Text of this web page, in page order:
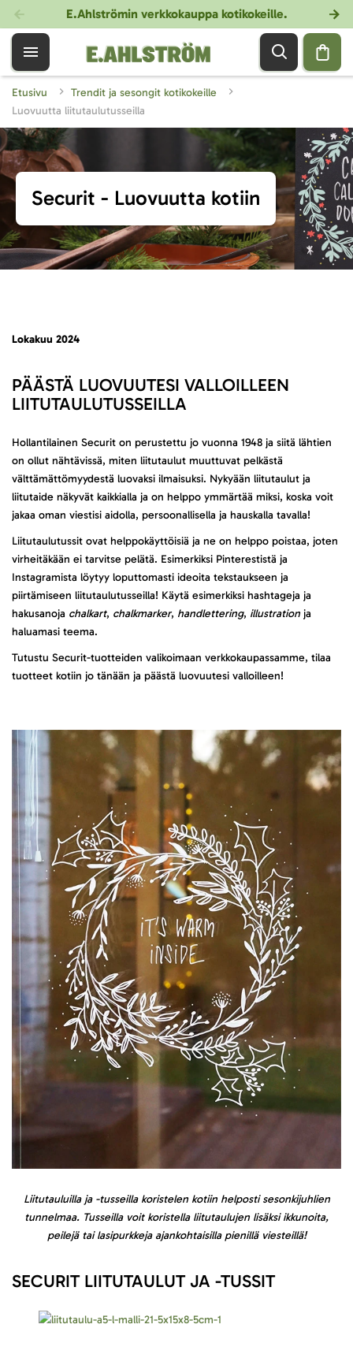
E.Ahlströmin verkkokauppa kotikokeille.
Etusivu
Trendit ja sesongit kotikokeille
Luovuutta liitutaulutusseilla
Securit - Luovuutta kotiin
Lokakuu 2024
PÄÄSTÄ LUOVUUTESI VALLOILLEEN
LIITUTAULUTUSSEILLA
Hollantilainen Securit on perustettu jo vuonna 1948 ja siitä lähtien
on ollut nähtävissä, miten liitutaulut muuttuvat pelkästä
välttämättömyydestä luovaksi ilmaisuksi. Nykyään liitutaulut ja
liitutaide näkyvät kaikkialla ja on helppo ymmärtää miksi, koska voit
jakaa oman viestisi aidolla, persoonallisella ja hauskalla tavalla!
Liitutaulutussit ovat helppokäyttöisiä ja ne on helppo poistaa, joten
virheitäkään ei tarvitse pelätä. Esimerkiksi Pinterestistä ja
Instagramista löytyy loputtomasti ideoita tekstaukseen ja
piirtämiseen liitutaulutusseilla! Käytä esimerkiksi hashtageja ja
hakusanoja chalkart, chalkmarker, handlettering, illustrationja
haluamasi teema.
Tutustu Securit-tuotteiden valikoimaan verkkokaupassamme, tilaa
tuotteet kotiin jo tänään ja päästä luovuutesi valloilleen!
Liitutauluilla ja -tusseilla koristelen kotiin helposti sesonkijuhlien
tunnelmaa. Tusseilla voit koristella liitutaulujen lisäksi ikkunoita,
peilejä tai lasipurkkeja ajankohtaisilla pienillä viesteillä!
SECURIT LIITUTAULUT JA -TUSSIT